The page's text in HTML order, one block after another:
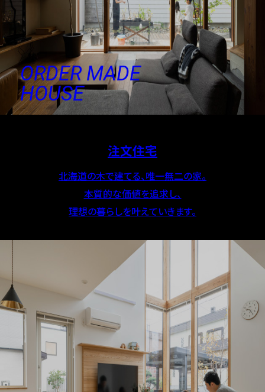
ORDER MADE
HOUSE
注文住宅
北海道の木で建てる、唯一無二の家。
本質的な価値を追求し、
理想の暮らしを叶えていきます。